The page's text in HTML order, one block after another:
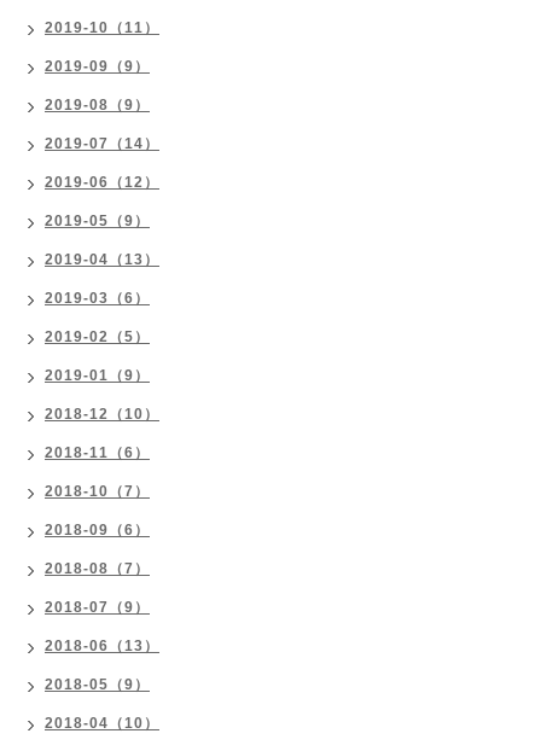
2019-10（11）
2019-09（9）
2019-08（9）
2019-07（14）
2019-06（12）
2019-05（9）
2019-04（13）
2019-03（6）
2019-02（5）
2019-01（9）
2018-12（10）
2018-11（6）
2018-10（7）
2018-09（6）
2018-08（7）
2018-07（9）
2018-06（13）
2018-05（9）
2018-04（10）